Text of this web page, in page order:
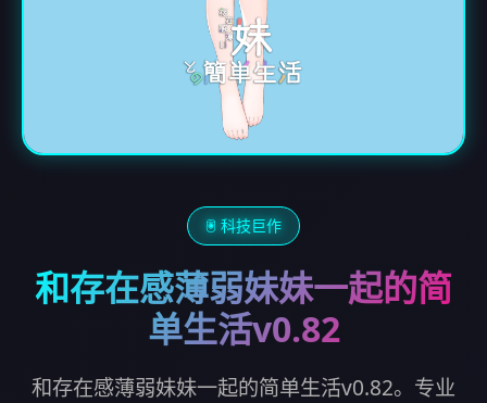
🖲️ 科技巨作
和存在感薄弱妹妹一起的简
单生活v0.82
和存在感薄弱妹妹一起的简单生活v0.82。专业